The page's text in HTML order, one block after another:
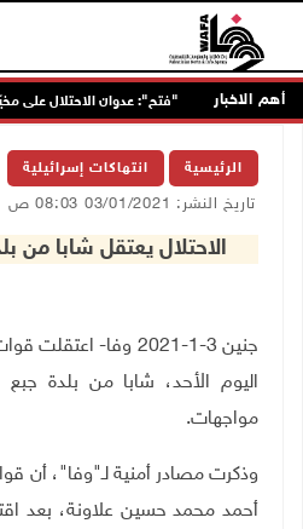
أهم الاخبار "فتح": عدوان الاحتلال على مخيّم
الرئيسية انتهاكات إسرائيلية
تاريخ النشر: 03/01/2021 08:03 ص
الاحتلال يعتقل شابا من
جنين 3-1-2021 وفا-
اليوم الأحد، شابا من بلدة
مواجهات.
وذكرت مصادر أمنية لـ"وفا"، أن
أحمد محمد حسين علاونة، بعد